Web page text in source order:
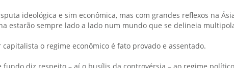
ideológica e sim econômica, mas com grandes reflexos na
estarão sempre lado a lado num mundo que se delineia
capitalista o regime econômico é fato provado e assentado.